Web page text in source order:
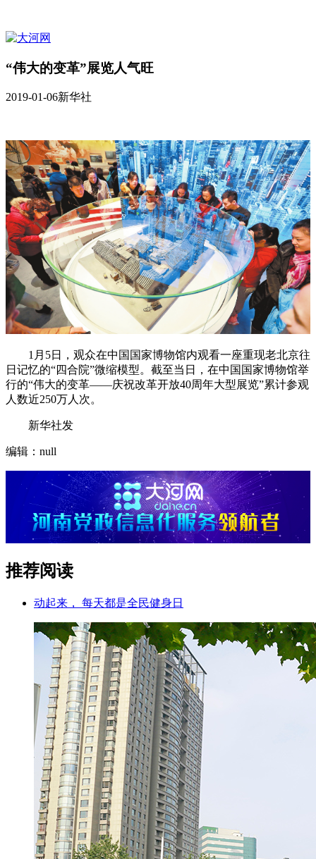
“伟大的变革”展览人气旺
2019-01-06新华社
1月5日，观众在中国国家博物馆内观看一座重现老北京往
日记忆的“四合院”微缩模型。截至当日，在中国国家博物馆举
行的“伟大的变革——庆祝改革开放40周年大型展览”累计参观
人数近250万人次。
新华社发
编辑：null
推荐阅读
动起来， 每天都是全民健身日